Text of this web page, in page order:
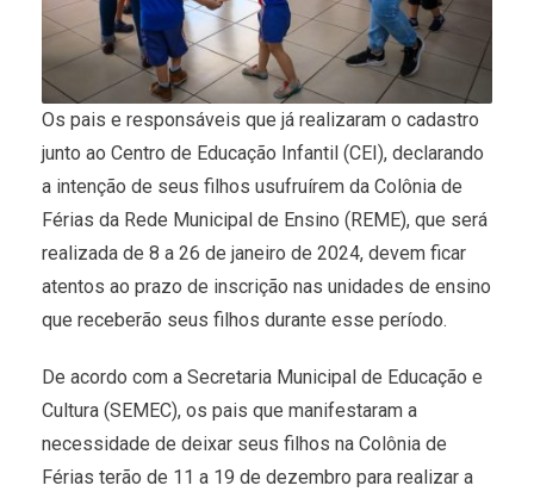
Os pais e responsáveis que já realizaram o cadastro
junto ao Centro de Educação Infantil (CEI), declarando
a intenção de seus filhos usufruírem da Colônia de
Férias da Rede Municipal de Ensino (REME), que será
realizada de 8 a 26 de janeiro de 2024, devem ficar
atentos ao prazo de inscrição nas unidades de ensino
que receberão seus filhos durante esse período.
De acordo com a Secretaria Municipal de Educação e
Cultura (SEMEC), os pais que manifestaram a
necessidade de deixar seus filhos na Colônia de
Férias terão de 11 a 19 de dezembro para realizar a